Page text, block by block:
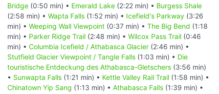
Bridge (0:50 min) • Emerald Lake (2:22 min) • Burgess Shale
(2:58 min) • Wapta Falls (1:52 min) • Icefield's Parkway (3:26
min) • Weeping Wall Viewpoint (0:37 min) • The Big Bend (1:18
min) • Parker Ridge Trail (2:48 min) • Wilcox Pass Trail (0:46
min) • Columbia Icefield / Athabasca Glacier (2:46 min) •
Stutfield Glacier Viewpoint / Tangle Falls (1:03 min) • Die
touristische Entdeckung des Athabasca-Gletschers (3:56 min)
• Sunwapta Falls (1:21 min) • Kettle Valley Rail Trail (1:58 min) •
Chinatown Yip Sang (1:13 min) • Athabasca Falls (1:39 min) •